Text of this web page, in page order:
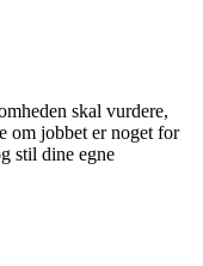
skal vurdere,
om jobbet er noget for
stil dine egne